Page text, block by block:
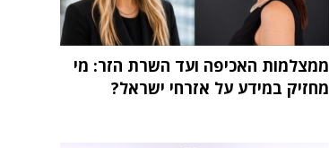
ממצלמות האכיפה ועד השרת הזר: מי
מחזיק במידע על אזרחי ישראל?